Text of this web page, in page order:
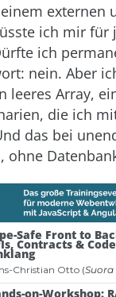
externen
ich mir für
ich
nein. Aber
leeres Array,
die ich
das bei
ohne